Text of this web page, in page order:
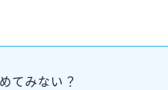
てみない？